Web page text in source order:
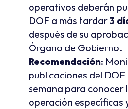
operativos deberán
DOF a más tardar 3
después de su
Órgano de Gobierno.
Recomendación:
publicaciones del
semana para conocer
operación específicas